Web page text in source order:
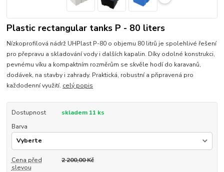
Plastic rectangular tanks P - 80 liters
Nízkoprofilová nádrž UHPlast P-80 o objemu 80 litrů je spolehlivé řešení
pro přepravu a skladování vody i dalších kapalin. Díky odolné konstrukci,
pevnému víku a kompaktním rozměrům se skvěle hodí do karavanů,
dodávek, na stavby i zahrady. Praktická, robustní a připravená pro
každodenní využití. celý popis
Dostupnost
skladem 11 ks
Barva
Cena před
slevou
2 200,00 Kč